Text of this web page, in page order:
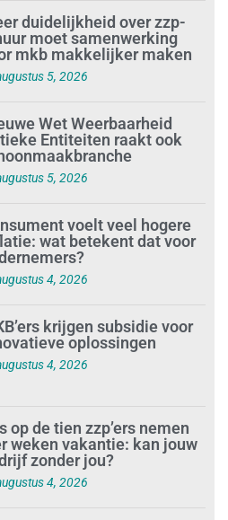
duidelijkheid over zzp-
moet samenwerking
mkb makkelijker maken
5, 2026
Wet Weerbaarheid
Entiteiten raakt ook
5, 2026
voelt veel hogere
wat betekent dat voor
4, 2026
krijgen subsidie voor
oplossingen
4, 2026
op de tien zzp’ers nemen
weken vakantie: kan jouw
zonder jou?
4, 2026